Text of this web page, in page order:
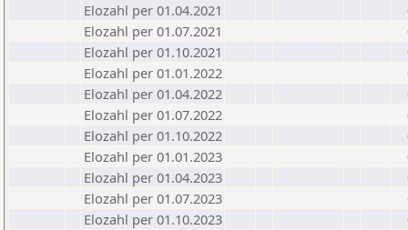
Elozahl per 01.04.2021
Elozahl per 01.07.2021
Elozahl per 01.10.2021
Elozahl per 01.01.2022
Elozahl per 01.04.2022
Elozahl per 01.07.2022
Elozahl per 01.10.2022
Elozahl per 01.01.2023
Elozahl per 01.04.2023
Elozahl per 01.07.2023
Elozahl per 01.10.2023